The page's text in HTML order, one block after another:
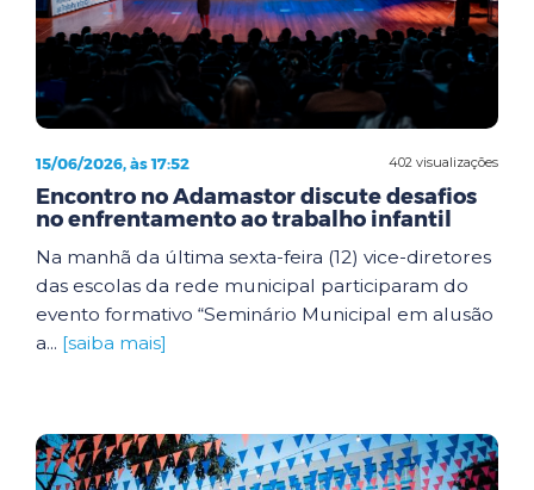
402 visualizações
15/06/2026, às 17:52
Encontro no Adamastor discute desafios
no enfrentamento ao trabalho infantil
Na manhã da última sexta-feira (12) vice-diretores
das escolas da rede municipal participaram do
evento formativo “Seminário Municipal em alusão
a... [saiba mais]